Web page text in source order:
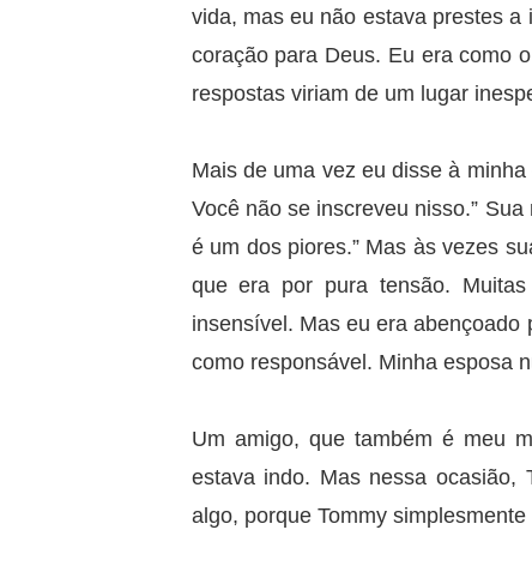
vida, mas eu não estava prestes
coração para Deus. Eu era como
respostas viriam de um lugar
Mais de uma vez eu disse à
Você não se inscreveu nisso.”
é um dos piores.” Mas às vezes
que era por pura tensão.
insensível. Mas eu era
como responsável. Minha esposa
Um amigo, que também é meu
estava indo. Mas nessa ocasião,
algo, porque Tommy